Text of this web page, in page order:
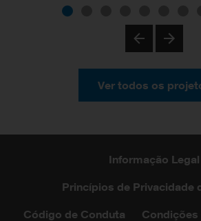
Ver todos os
Informação Legal
Princípios de Privacidade
Código de Conduta Condições